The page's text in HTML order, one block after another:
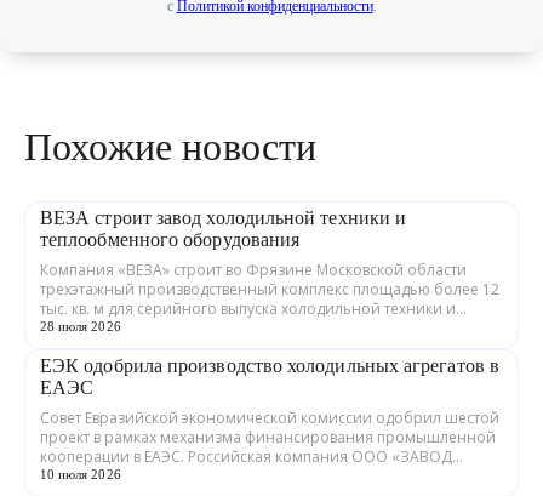
с Политикой конфиденциальности.
Похожие новости
ВЕЗА строит завод холодильной техники и
теплообменного оборудования
Компания «ВЕЗА» строит во Фрязине Московской области
трехэтажный производственный комплекс площадью более 12
тыс. кв. м для серийного выпуска холодильной техники и
теплообменного оборудования. ...
28 июля 2026
ЕЭК одобрила производство холодильных агрегатов в
ЕАЭС
Совет Евразийской экономической комиссии одобрил шестой
проект в рамках механизма финансирования промышленной
кооперации в ЕАЭС. Российская компания ООО «ЗАВОД
ГРАДИЕНТ» совместно с предприятия...
10 июля 2026